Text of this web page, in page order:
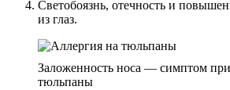
Светобоязнь, отечность и
из глаз.
Заложенность носа — симптом
тюльпаны